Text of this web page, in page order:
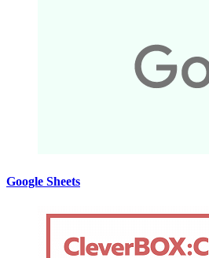
Google Sheets